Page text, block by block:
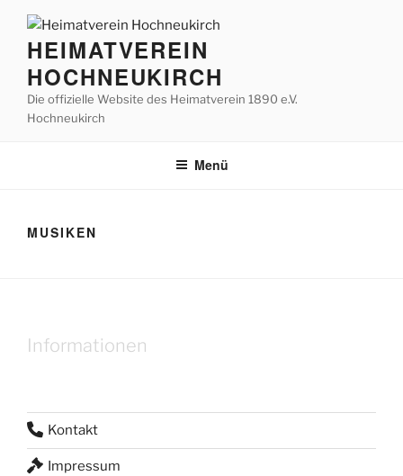
Inhalt
springenHEIMATVEREIN
HOCHNEUKIRCH
Die offizielle Website des Heimatverein 1890 e.V.
Hochneukirch
Menü
MUSIKEN
Informationen
Kontakt
Impressum